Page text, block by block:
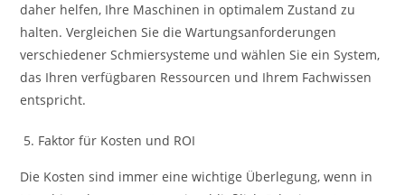
daher helfen, Ihre Maschinen in optimalem Zustand zu
halten. Vergleichen Sie die Wartungsanforderungen
verschiedener Schmiersysteme und wählen Sie ein System,
das Ihren verfügbaren Ressourcen und Ihrem Fachwissen
entspricht.
Faktor für Kosten und ROI
Die Kosten sind immer eine wichtige Überlegung, wenn in